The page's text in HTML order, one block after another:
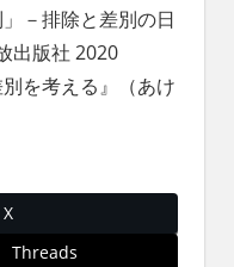
－排除と差別の日
出版社 2020
を考える』（あけ
X
Threads